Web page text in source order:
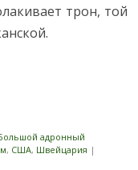
трон, той
адронный
, США, Швейцария |